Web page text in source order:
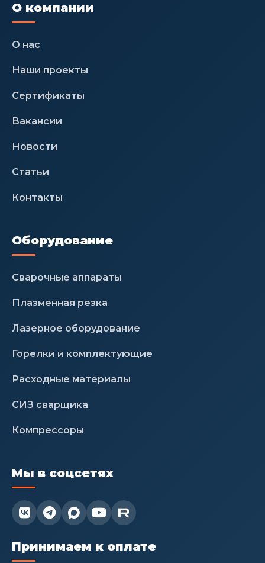
О компании
О нас
Наши проекты
Сертификаты
Вакансии
Новости
Статьи
Контакты
Оборудование
Сварочные аппараты
Плазменная резка
Лазерное оборудование
Горелки и комплектующие
Расходные материалы
СИЗ сварщика
Компрессоры
Мы в соцсетях
 
Принимаем к оплате